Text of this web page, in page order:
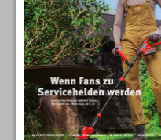
TK- und ACD-Systeme